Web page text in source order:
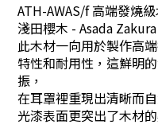
ATH-AWAS/f 高端發燒
淺田櫻木 - Asada Zakura
此木材一向用於製作高
特性和耐用性，這鮮明
振，
在耳罩裡重現出清晰而
光漆表面更突出了木材